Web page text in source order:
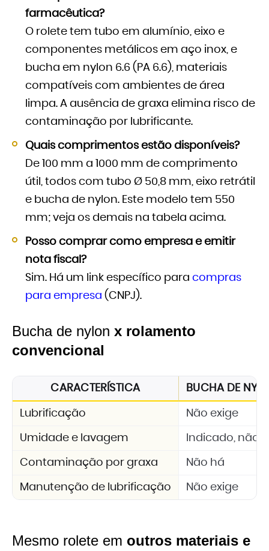
farmacêutica?
O rolete tem tubo em alumínio, eixo e
componentes metálicos em aço inox, e
bucha em nylon 6.6 (PA 6.6), materiais
compatíveis com ambientes de área
limpa. A ausência de graxa elimina risco de
contaminação por lubrificante.
Quais comprimentos estão disponíveis?
De 100 mm a 1000 mm de comprimento
útil, todos com tubo Ø 50,8 mm, eixo retrátil
e bucha de nylon. Este modelo tem 550
mm; veja os demais na tabela acima.
Posso comprar como empresa e emitir
nota fiscal?
Sim. Há um link específico para compras
para empresa (CNPJ).
Bucha de nylon x rolamento
convencional
CARACTERÍSTICA BUCHA DE
Lubrificação Não exige
Umidade e lavagem Indicado, não
Contaminação por graxa Não há
Manutenção de lubrificação Não exige
Mesmo rolete em outros materiais e